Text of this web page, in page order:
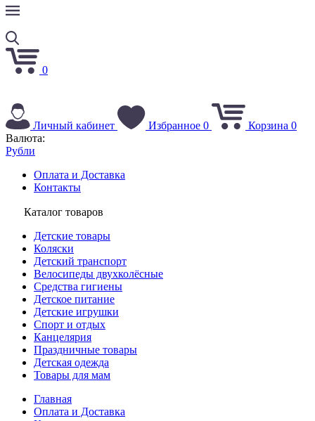
0
Личный кабинет Избранное 0 Корзина 0
Валюта:
Рубли
Оплата и Доставка
Контакты
Каталог товаров
Детские товары
Коляски
Детский транспорт
Велосипеды двухколёсные
Средства гигиены
Детское питание
Детские игрушки
Спорт и отдых
Канцелярия
Праздничные товары
Детская одежда
Товары для мам
Главная
Оплата и Доставка